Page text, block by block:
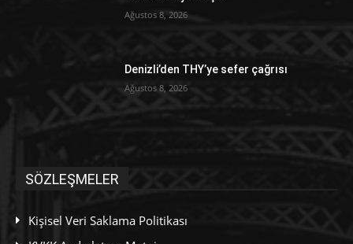
Ağustos 8, 2026
Denizli’den THY’ye sefer çağrısı
Ağustos 8, 2026
SÖZLEŞMELER
Kişisel Veri Saklama Politikası